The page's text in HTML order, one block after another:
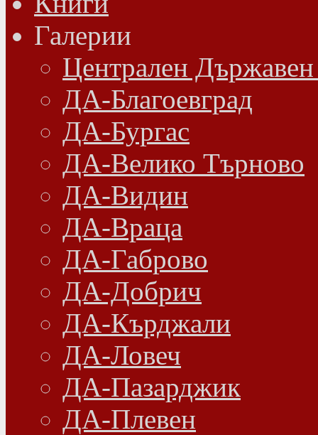
Галерии
Централен
ДА-Благоевград
ДА-Бургас
ДА-Велико Търново
ДА-Видин
ДА-Враца
ДА-Габрово
ДА-Добрич
ДА-Кърджали
ДА-Ловеч
ДА-Пазарджик
ДА-Плевен